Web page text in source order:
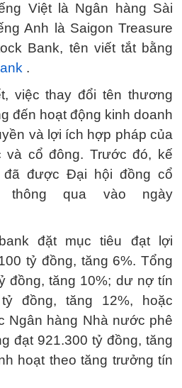
Việt là Ngân hàng Sài
Anh là Saigon Treasure
Bank, tên viết tắt bằng
.
việc thay đổi tên thương
đến hoạt động kinh doanh
và lợi ích hợp pháp của
và cổ đông. Trước đó, kế
đã được Đại hội đồng cổ
thông qua vào ngày
đặt mục tiêu đạt lợi
tỷ đồng, tăng 6%. Tổng
đồng, tăng 10%; dư nợ tín
đồng, tăng 12%, hoặc
Ngân hàng Nhà nước phê
đạt 921.300 tỷ đồng, tăng
hoạt theo tăng trưởng tín